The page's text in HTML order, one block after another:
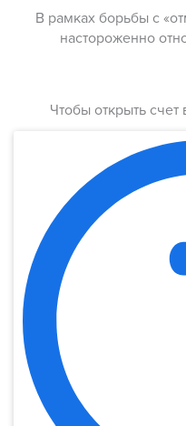
В рамках борьбы с
настороженно
Чтобы открыть